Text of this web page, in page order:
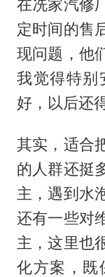
在冼家汽修
定时间的售
现问题，他
我觉得特别
好，以后还
其实，适合
的人群还挺
主，遇到水
还有一些对
主，这里也
化方案，既